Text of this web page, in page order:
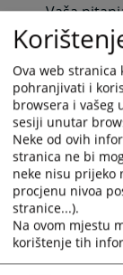
Vaša
Često
Često
Odnosi s
Vijesti
Zakon
Ova web stranica
pohranjivati i
browsera i vašeg
sesiji unutar
Neke od ovih
stranica ne bi
neke nisu prijeko
procjenu nivoa
stranice...).
Na ovom mjestu
korištenje tih